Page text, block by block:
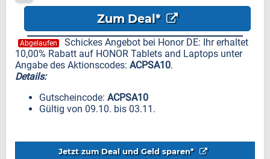
Zum Deal*
Abgelaufen
Schickes Angebot bei Honor DE: Ihr erhaltet
10,00% Rabatt auf HONOR Tablets and Laptops unter
Angabe des Aktionscodes: ACPSA10.
Details:
Gutscheincode: ACPSA10
Gültig von 09.10. bis 03.11.
Jetzt zum Deal und Geld sparen*